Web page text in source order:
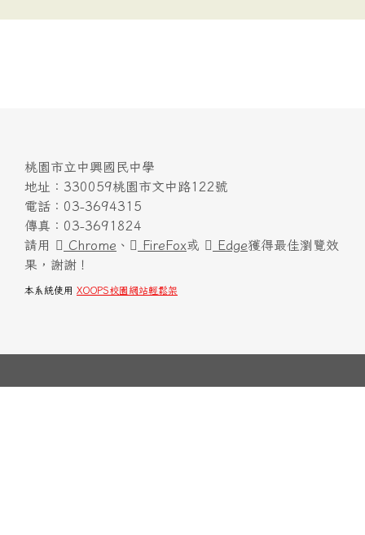
桃園市立中興國民中學
地址：330059桃園市文中路122號
電話：03-3694315
傳真：03-3691824
請用
Chrome 、 FireFox或 Edge獲得最佳瀏覽效
果，謝謝！
本系統使用 XOOPS校園網站輕鬆架